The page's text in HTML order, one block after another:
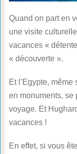
Quand on part en
une visite
vacances «
« découverte ».
Et l’Egypte, même
en monuments, se
voyage. Et
vacances !
En effet, si vous